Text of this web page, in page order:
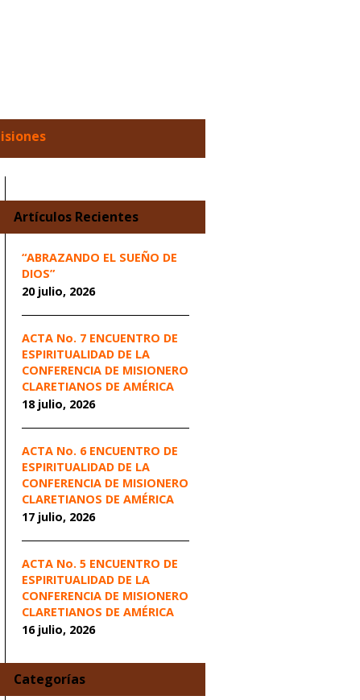
Artículos Recientes
“ABRAZANDO EL SUEÑO DE
DIOS”
20 julio, 2026
ACTA No. 7 ENCUENTRO DE
ESPIRITUALIDAD DE LA
CONFERENCIA DE MISIONERO
CLARETIANOS DE AMÉRICA
18 julio, 2026
ACTA No. 6 ENCUENTRO DE
ESPIRITUALIDAD DE LA
CONFERENCIA DE MISIONERO
CLARETIANOS DE AMÉRICA
17 julio, 2026
ACTA No. 5 ENCUENTRO DE
ESPIRITUALIDAD DE LA
CONFERENCIA DE MISIONERO
CLARETIANOS DE AMÉRICA
16 julio, 2026
Categorías